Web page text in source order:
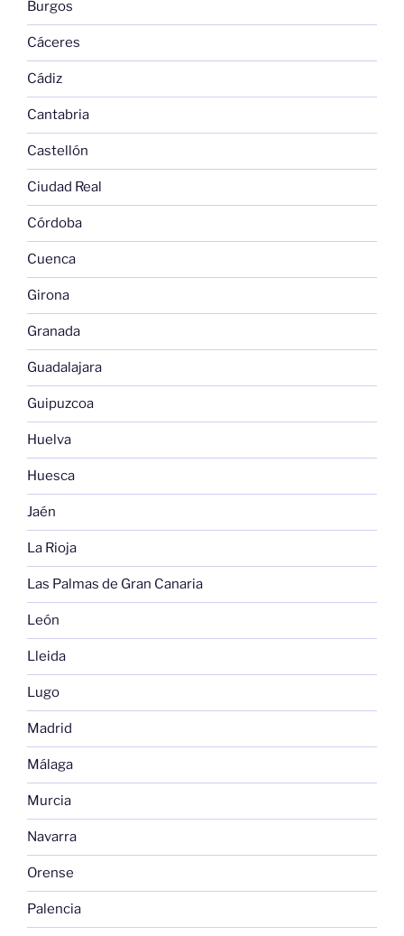
Burgos
Cáceres
Cádiz
Cantabria
Castellón
Ciudad Real
Córdoba
Cuenca
Girona
Granada
Guadalajara
Guipuzcoa
Huelva
Huesca
Jaén
La Rioja
Las Palmas de Gran Canaria
León
Lleida
Lugo
Madrid
Málaga
Murcia
Navarra
Orense
Palencia